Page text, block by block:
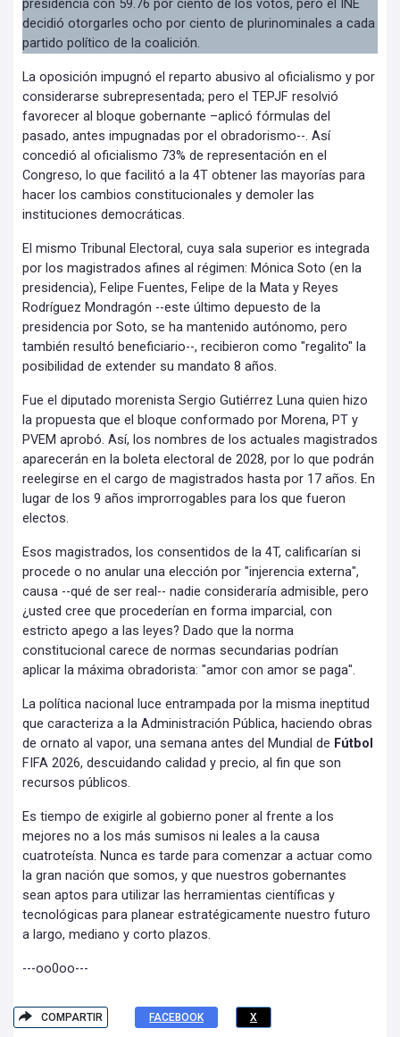
presidencia con 59.76 por ciento de los votos, pero el INE
decidió otorgarles ocho por ciento de plurinominales a cada
partido político de la coalición.
La oposición impugnó el reparto abusivo al oficialismo y por
considerarse subrepresentada; pero el TEPJF resolvió
favorecer al bloque gobernante –aplicó fórmulas del
pasado, antes impugnadas por el obradorismo--. Así
concedió al oficialismo 73% de representación en el
Congreso, lo que facilitó a la 4T obtener las mayorías para
hacer los cambios constitucionales y demoler las
instituciones democráticas.
El mismo Tribunal Electoral, cuya sala superior es integrada
por los magistrados afines al régimen: Mónica Soto (en la
presidencia), Felipe Fuentes, Felipe de la Mata y Reyes
Rodríguez Mondragón --este último depuesto de la
presidencia por Soto, se ha mantenido autónomo, pero
también resultó beneficiario--, recibieron como "regalito" la
posibilidad de extender su mandato 8 años.
Fue el diputado morenista Sergio Gutiérrez Luna quien hizo
la propuesta que el bloque conformado por Morena, PT y
PVEM aprobó. Así, los nombres de los actuales magistrados
aparecerán en la boleta electoral de 2028, por lo que podrán
reelegirse en el cargo de magistrados hasta por 17 años. En
lugar de los 9 años improrrogables para los que fueron
electos.
Esos magistrados, los consentidos de la 4T, calificarían si
procede o no anular una elección por "injerencia externa",
causa --qué de ser real-- nadie consideraría admisible, pero
¿usted cree que procederían en forma imparcial, con
estricto apego a las leyes? Dado que la norma
constitucional carece de normas secundarias podrían
aplicar la máxima obradorista: "amor con amor se paga".
La política nacional luce entrampada por la misma ineptitud
que caracteriza a la Administración Pública, haciendo obras
de ornato al vapor, una semana antes del Mundial de Fútbol
FIFA 2026, descuidando calidad y precio, al fin que son
recursos públicos.
Es tiempo de exigirle al gobierno poner al frente a los
mejores no a los más sumisos ni leales a la causa
cuatroteísta. Nunca es tarde para comenzar a actuar como
la gran nación que somos, y que nuestros gobernantes
sean aptos para utilizar las herramientas científicas y
tecnológicas para planear estratégicamente nuestro futuro
a largo, mediano y corto plazos.
---oo0oo---
COMPARTIR FACEBOOK X